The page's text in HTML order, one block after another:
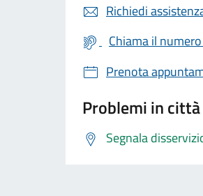
Richiedi
Chiama il
Prenota
Problemi in città
Segnala